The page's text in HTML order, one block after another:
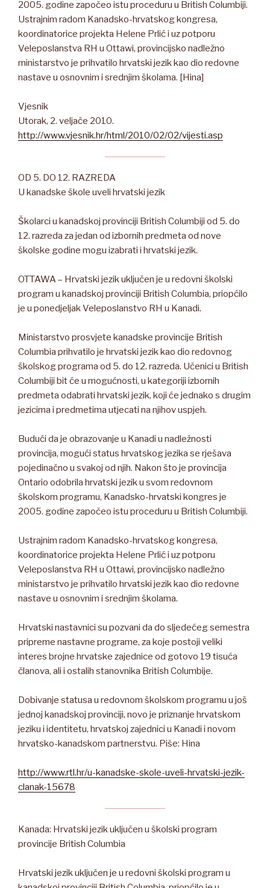
2005. godine započeo istu proceduru u British Columbiji.
Ustrajnim radom Kanadsko-hrvatskog kongresa,
koordinatorice projekta Helene Prlić i uz potporu
Veleposlanstva RH u Ottawi, provincijsko nadležno
ministarstvo je prihvatilo hrvatski jezik kao dio redovne
nastave u osnovnim i srednjim školama. [Hina]
Vjesnik
Utorak, 2. veljače 2010.
http://www.vjesnik.hr/html/2010/02/02/vijesti.asp
OD 5. DO 12. RAZREDA
U kanadske škole uveli hrvatski jezik
Školarci u kanadskoj provinciji British Columbiji od 5. do
12. razreda za jedan od izbornih predmeta od nove
školske godine mogu izabrati i hrvatski jezik.
OTTAWA – Hrvatski jezik uključen je u redovni školski
program u kanadskoj provinciji British Columbia, priopćilo
je u ponedjeljak Veleposlanstvo RH u Kanadi.
Ministarstvo prosvjete kanadske provincije British
Columbia prihvatilo je hrvatski jezik kao dio redovnog
školskog programa od 5. do 12. razreda. Učenici u British
Columbiji bit će u mogućnosti, u kategoriji izbornih
predmeta odabrati hrvatski jezik, koji će jednako s drugim
jezicima i predmetima utjecati na njihov uspjeh.
Budući da je obrazovanje u Kanadi u nadležnosti
provincija, mogući status hrvatskog jezika se rješava
pojedinačno u svakoj od njih. Nakon što je provincija
Ontario odobrila hrvatski jezik u svom redovnom
školskom programu, Kanadsko-hrvatski kongres je
2005. godine započeo istu proceduru u British Columbiji.
Ustrajnim radom Kanadsko-hrvatskog kongresa,
koordinatorice projekta Helene Prlić i uz potporu
Veleposlanstva RH u Ottawi, provincijsko nadležno
ministarstvo je prihvatilo hrvatski jezik kao dio redovne
nastave u osnovnim i srednjim školama.
Hrvatski nastavnici su pozvani da do sljedećeg semestra
pripreme nastavne programe, za koje postoji veliki
interes brojne hrvatske zajednice od gotovo 19 tisuća
članova, ali i ostalih stanovnika British Columbije.
Dobivanje statusa u redovnom školskom programu u još
jednoj kanadskoj provinciji, novo je priznanje hrvatskom
jeziku i identitetu, hrvatskoj zajednici u Kanadi i novom
hrvatsko-kanadskom partnerstvu. Piše: Hina
http://www.rtl.hr/u-kanadske-skole-uveli-hrvatski-jezik-
clanak-15678
Kanada: Hrvatski jezik uključen u školski program
provincije British Columbia
Hrvatski jezik uključen je u redovni školski program u